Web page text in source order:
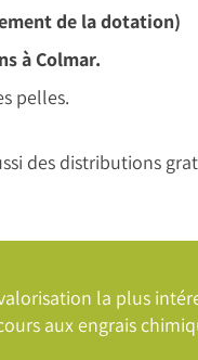
de la dotation)
à Colmar.
pelles.
des distributions
la plus
aux engrais